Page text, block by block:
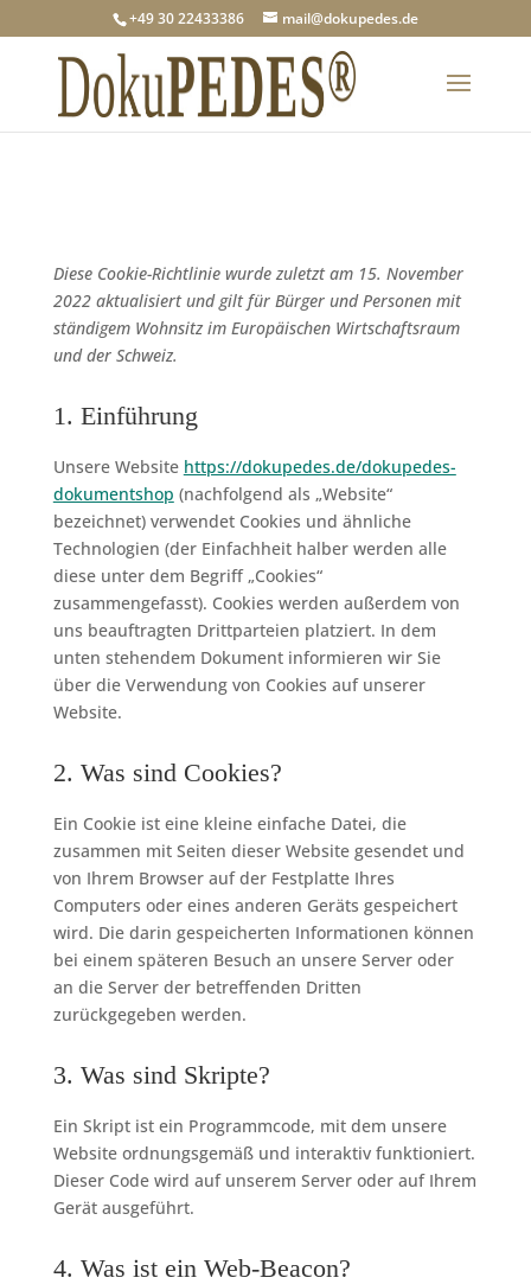
+49 30 22433386 mail@dokupedes.de
Diese Cookie-Richtlinie wurde zuletzt am 15. November
2022 aktualisiert und gilt für Bürger und Personen mit
ständigem Wohnsitz im Europäischen Wirtschaftsraum
und der Schweiz.
1. Einführung
Unsere Website https://dokupedes.de/dokupedes-
dokumentshop (nachfolgend als „Website“
bezeichnet) verwendet Cookies und ähnliche
Technologien (der Einfachheit halber werden alle
diese unter dem Begriff „Cookies“
zusammengefasst). Cookies werden außerdem von
uns beauftragten Drittparteien platziert. In dem
unten stehendem Dokument informieren wir Sie
über die Verwendung von Cookies auf unserer
Website.
2. Was sind Cookies?
Ein Cookie ist eine kleine einfache Datei, die
zusammen mit Seiten dieser Website gesendet und
von Ihrem Browser auf der Festplatte Ihres
Computers oder eines anderen Geräts gespeichert
wird. Die darin gespeicherten Informationen können
bei einem späteren Besuch an unsere Server oder
an die Server der betreffenden Dritten
zurückgegeben werden.
3. Was sind Skripte?
Ein Skript ist ein Programmcode, mit dem unsere
Website ordnungsgemäß und interaktiv funktioniert.
Dieser Code wird auf unserem Server oder auf Ihrem
Gerät ausgeführt.
4. Was ist ein Web-Beacon?